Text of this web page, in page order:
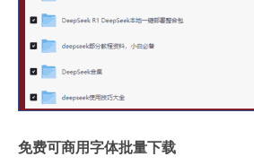
免费可商用字体批量下载